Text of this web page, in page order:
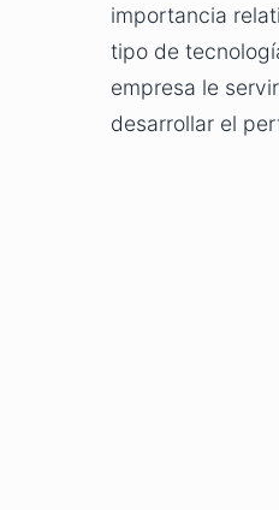
importancia
tipo de
empresa le
desarrollar el